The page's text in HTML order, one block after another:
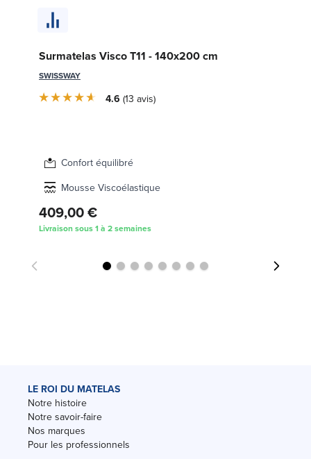
Surmatelas Visco T11 - 140x200 cm
SWISSWAY
4.6 13 avis
Confort équilibré
Mousse Viscoélastique
409,00 €
Livraison sous 1 à 2 semaines
LE ROI DU MATELAS
Notre histoire
Notre savoir-faire
Nos marques
Pour les professionnels